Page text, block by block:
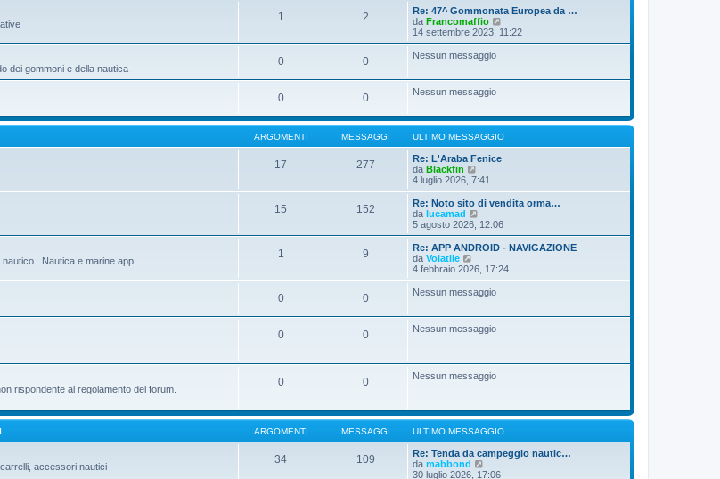
t
i
m
o
m
e
s
a
g
i
o
1 2
Re: 47^ Gommonata Europea da …
da Francomaffio
e
d
t
o
m
e
s
g
i
14 settembre 2023, 11:22
dei gommoni e della nautica
0 0 Nessun messaggio
0 0 Nessun messaggio
ARGOMENTI MESSAGGI ULTIMO MESSAGGIO
17 277
Re: L'Araba Fenice
da Blackfin
e
d
i
u
i
m
o
m
s
a
g
4 luglio 2026, 7:41
15 152
Re: Noto sito di vendita orma…
da lucamad
e
d
i
l
t
m
m
e
a
g
g
5 agosto 2026, 12:06
. Nautica e marine app
1 9
Re: APP ANDROID - NAVIGAZIONE
da Volatile
e
d
i
t
i
m
e
g
g
o
4 febbraio 2026, 17:24
0 0 Nessun messaggio
0 0 Nessun messaggio
rispondente al regolamento del forum.
0 0 Nessun messaggio
ARGOMENTI MESSAGGI ULTIMO MESSAGGIO
accessori nautici
34 109
Re: Tenda da campeggio nautic…
da mabbond
e
30 luglio 2026, 17:06